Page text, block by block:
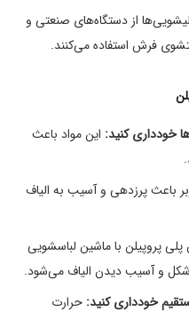
از دستگاه‌های صنعتی و
فرش استفاده می‌کنند.
خودداری کنید: این مواد باعث
باعث پرزدهی و آسیب به الیاف
پروپیلن با ماشین لباسشویی
شکل و آسیب دیدن الیاف می‌شود.
خودداری کنید: حرارت